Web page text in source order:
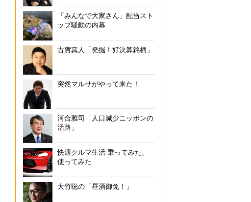
「みんなで大家さん」配当スト
ップ騒動の内幕
古賀真人「発掘！好決算銘柄」
突然マルサがやって来た！
河合雅司「人口減少ニッポンの
活路」
快適クルマ生活 乗ってみた、
使ってみた
大竹聡の「昼酒御免！」